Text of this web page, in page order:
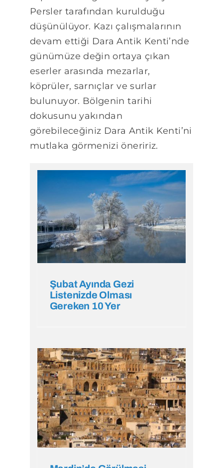
Persler tarafından kurulduğu
düşünülüyor. Kazı çalışmalarının
devam ettiği Dara Antik Kenti’nde
günümüze değin ortaya çıkan
eserler arasında mezarlar,
köprüler, sarnıçlar ve surlar
bulunuyor. Bölgenin tarihi
dokusunu yakından
görebileceğiniz Dara Antik Kenti’ni
mutlaka görmenizi öneririz.
Şubat Ayında Gezi
Listenizde Olması
Gereken 10 Yer